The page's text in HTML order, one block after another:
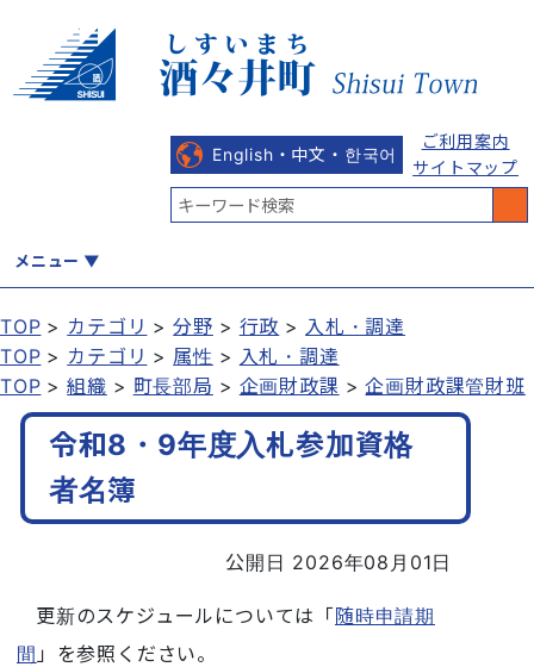
English・中文・한국어
ご利用案内
サイトマップ
メニュー
くらし 健康・福祉 教育・文化
行政
TOP カテゴリ 分野 行政
入札・調達
TOP
カテゴリ 属性
入札・調達
TOP
組織 町長部局 企画財政課 企画財政課管財班
令和8・9年度入札参加資格
者名簿
公開日 2026年08月01日
更新のスケジュールについては「随時申請期
間 」を参照ください。